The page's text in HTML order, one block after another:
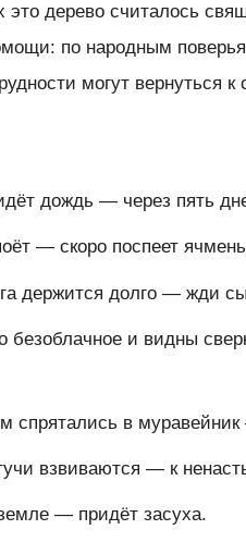
это дерево считалось
по народным
могут вернуться
дождь — через пять
— скоро поспеет
держится долго — жди
безоблачное и видны
спрятались в муравейник
взвиваются — к
— придёт засуха.